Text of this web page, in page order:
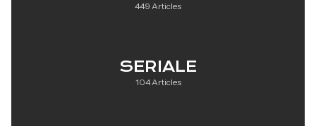
449 Articles
SERIALE
104 Articles